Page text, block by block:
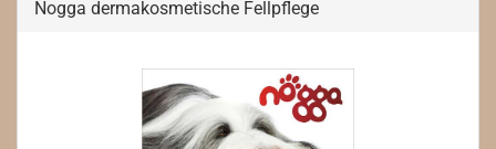
Nogga dermakosmetische Fellpflege